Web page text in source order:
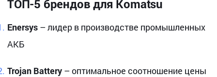
ТОП-5 брендов для Komatsu
Enersys – лидер в производстве промышленных
АКБ
Trojan Battery – оптимальное соотношение цены